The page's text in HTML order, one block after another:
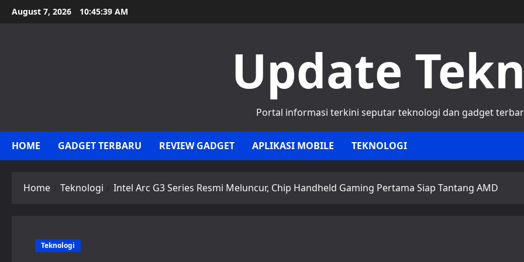
Skip
to
August 7, 2026 10:45:40 AM
Update
Portal informasi terkini seputar teknologi dan gadget
HOME GADGET TERBARU REVIEW GADGET APLIKASI MOBILE TEKNOLOGI
Home Teknologi Intel Arc G3 Series Resmi Meluncur, Chip Handheld Gaming Pertama Siap Tantang AMD
Teknologi